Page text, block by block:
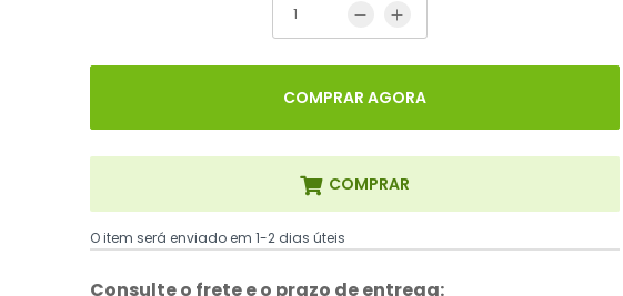
COMPRAR
COMPRAR AGORA
O item será enviado em 1-2 dias úteis
Consulte o frete e o prazo de entrega: